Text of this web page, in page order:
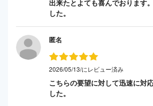
出来たとよても喜んでおります
した。
匿名
2026/05/13/にレビュー済み
こちらの要望に対して迅速に対
した。